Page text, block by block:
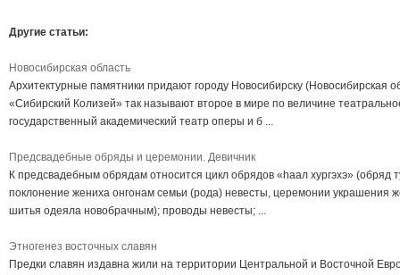
Другие статьи:
Новосибирская область
Архитектурные памятники придают городу Новосибирску (Новосибирская
«Сибирский Колизей» так называют второе в мире по величине
государственный академический театр оперы и б ...
Предсвадебные обряды и церемонии. Девичник
К предсвадебным обрядам относится цикл обрядов «haaл хургэхэ» (обряд
поклонение жениха онгонам семьи (рода) невесты, церемонии украшения
шитья одеяла новобрачным); проводы невесты; ...
Этногенез восточных славян
Предки славян издавна жили на территории Центральной и Восточной